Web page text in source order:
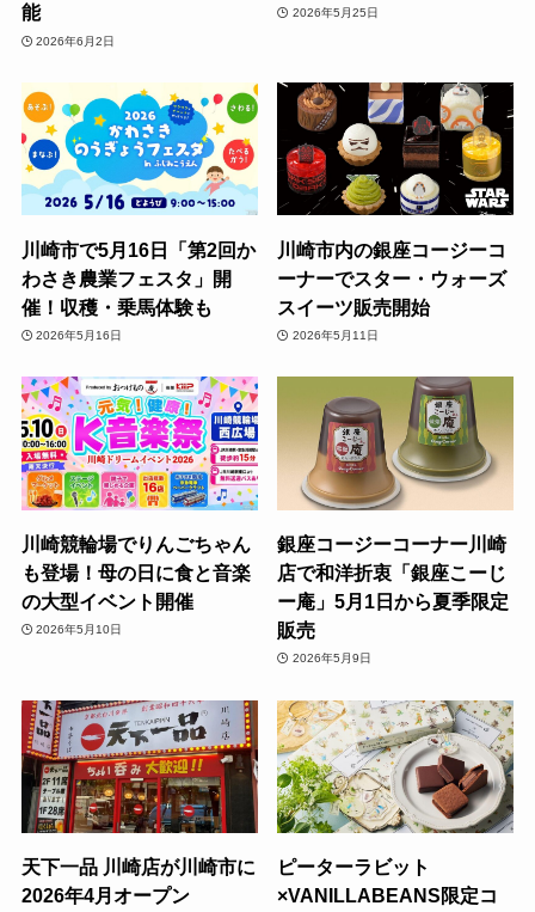
能
2026年6月2日
2026年5月25日
川崎市で5月16日「第2回か
わさき農業フェスタ」開
催！収穫・乗馬体験も
2026年5月16日
川崎市内の銀座コージーコ
ーナーでスター・ウォーズ
スイーツ販売開始
2026年5月11日
川崎競輪場でりんごちゃん
も登場！母の日に食と音楽
の大型イベント開催
2026年5月10日
銀座コージーコーナー川崎
店で和洋折衷「銀座こーじ
ー庵」5月1日から夏季限定
販売
2026年5月9日
天下一品 川崎店が川崎市に
2026年4月オープン
ピーターラビット
×VANILLABEANS限定コ